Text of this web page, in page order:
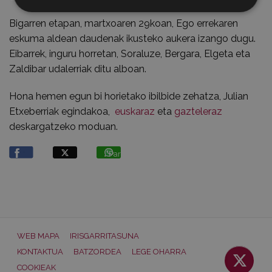
Bigarren etapan, martxoaren 29koan, Ego errekaren
eskuma aldean daudenak ikusteko aukera izango dugu.
Eibarrek, inguru horretan, Soraluze, Bergara, Elgeta eta
Zaldibar udalerriak ditu alboan.
Hona hemen egun bi horietako ibilbide zehatza, Julian
Etxeberriak egindakoa, euskaraz eta gazteleraz
deskargatzeko moduan.
Partekatu
WEB MAPA
IRISGARRITASUNA
KONTAKTUA
BATZORDEA
LEGE OHARRA
COOKIEAK